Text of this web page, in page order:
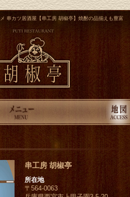
串カツ居酒屋【串工房 胡椒亭】焼酎の品揃えも豊富
串工房 胡椒亭
所在地
〒564-0063